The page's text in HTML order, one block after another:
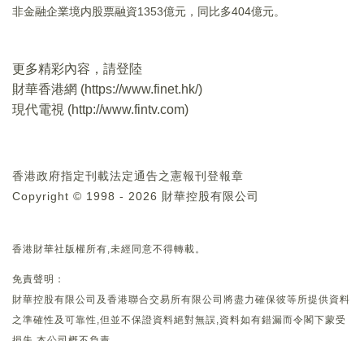
非金融企業境内股票融資1353億元，同比多404億元。
更多精彩內容，請登陸
財華香港網 (https://www.finet.hk/)
現代電視 (http://www.fintv.com)
香港政府指定刊載法定通告之憲報刊登報章
Copyright © 1998 - 2026 財華控股有限公司
香港財華社版權所有,未經同意不得轉載。
免責聲明：
財華控股有限公司及香港聯合交易所有限公司將盡力確保彼等所提供資料
之準確性及可靠性,但並不保證資料絕對無誤,資料如有錯漏而令閣下蒙受